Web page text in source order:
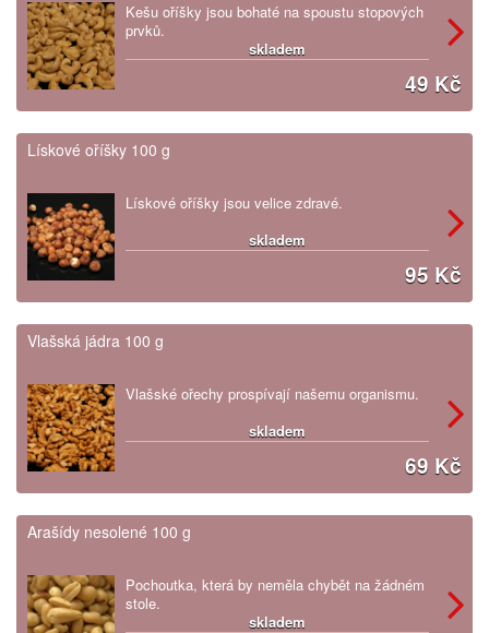
Kešu oříšky jsou bohaté na spoustu stopových
prvků.
skladem
49 Kč
Lískové oříšky 100 g
Lískové oříšky jsou velice zdravé.
skladem
95 Kč
Vlašská jádra 100 g
Vlašské ořechy prospívají našemu organismu.
skladem
69 Kč
Arašídy nesolené 100 g
Pochoutka, která by neměla chybět na žádném
stole.
skladem